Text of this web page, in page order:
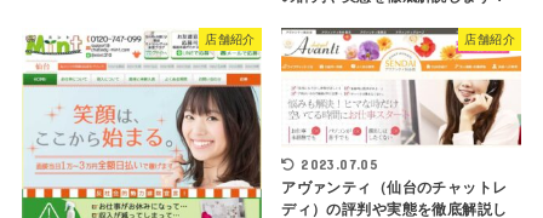
店舗紹介 店舗紹介
2023.07.05
アヴァンティ（仙台のチャットレ
ディ）の評判や実態を徹底解説し